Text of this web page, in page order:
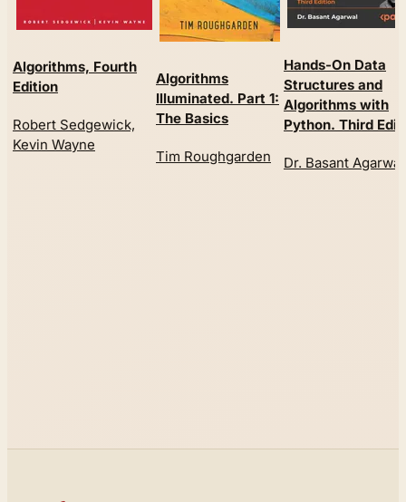
Algorithms, Fourth
Edition
Robert Sedgewick,
Kevin Wayne
Algorithms
Illuminated. Part 1:
The Basics
Tim Roughgarden
Hands-On Data
Structures and
Algorithms with
Python. Third
Dr. Basant Agarwal